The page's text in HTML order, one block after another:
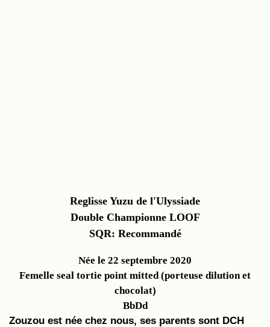
Reglisse Yuzu de l'Ulyssiade
Double Championne LOOF
SQR: Recommandé
Née le 22 septembre 2020
Femelle seal tortie point mitted (porteuse dilution et
chocolat)
BbDd
Zouzou est née chez nous, ses parents sont DCH